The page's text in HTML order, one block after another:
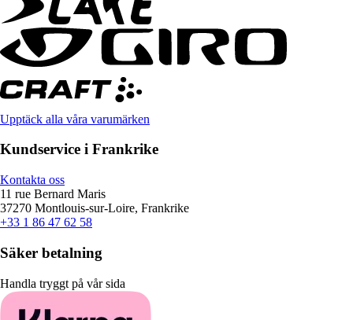
Upptäck alla våra varumärken
Kundservice i Frankrike
Kontakta oss
11 rue Bernard Maris
37270 Montlouis-sur-Loire, Frankrike
+33 1 86 47 62 58
Säker betalning
Handla tryggt på vår sida